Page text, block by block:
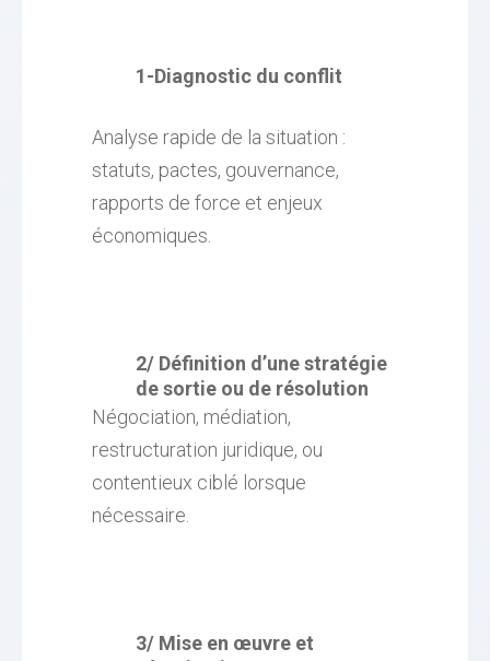
1-Diagnostic du conflit
Analyse rapide de la situation :
statuts, pactes, gouvernance,
rapports de force et enjeux
économiques.
2/ Définition d’une stratégie
de sortie ou de résolution
Négociation, médiation,
restructuration juridique, ou
contentieux ciblé lorsque
nécessaire.
3/ Mise en œuvre et